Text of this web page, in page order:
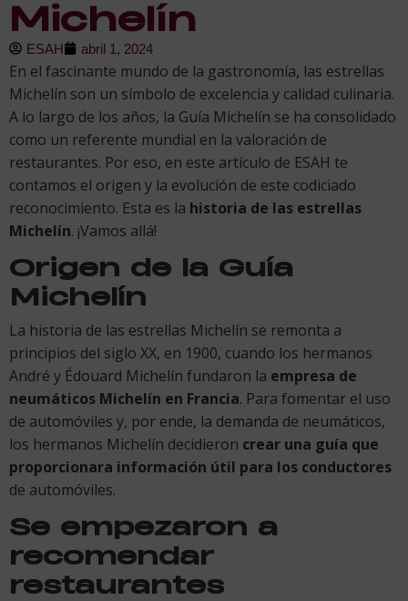
Michelín
ESAH abril 1, 2024
En el fascinante mundo de la gastronomía, las estrellas
Michelín son un símbolo de excelencia y calidad culinaria.
A lo largo de los años, la Guía Michelín se ha consolidado
como un referente mundial en la valoración de
restaurantes. Por eso, en este artículo de ESAH te
contamos el origen y la evolución de este codiciado
reconocimiento. Esta es la historia de las estrellas
Michelín. ¡Vamos allá!
Origen de la Guía
Michelín
La historia de las estrellas Michelín se remonta a
principios del siglo XX, en 1900, cuando los hermanos
André y Édouard Michelín fundaron la empresa de
neumáticos Michelín en Francia. Para fomentar el uso
de automóviles y, por ende, la demanda de neumáticos,
los hermanos Michelín decidieron crear una guía que
proporcionara información útil para los conductores
de automóviles.
Se empezaron a
recomendar
restaurantes